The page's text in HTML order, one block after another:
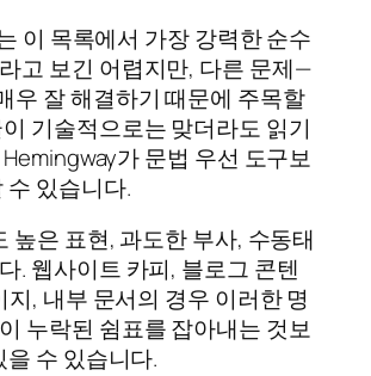
이 목록에서 가장 강력한 순수
고 보긴 어렵지만, 다른 문제—
우 잘 해결하기 때문에 주목할
기술적으로는 맞더라도 읽기
가 문법 우선 도구보
수 있습니다.
높은 표현, 과도한 부사, 수동태
. 웹사이트 카피, 블로그 콘텐
지, 내부 문서의 경우 이러한 명
누락된 쉼표를 잡아내는 것보
을 수 있습니다.